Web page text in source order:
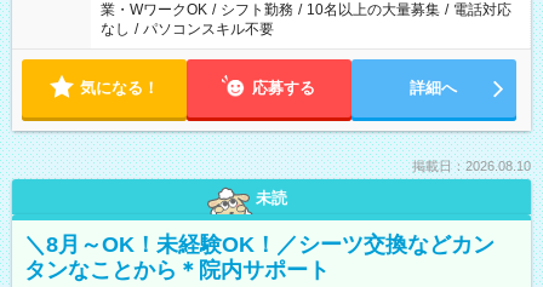
業・WワークOK / シフト勤務 / 10名以上の大量募集 / 電話対応
なし / パソコンスキル不要
気になる！ 応募する 詳細へ
掲載日：2026.08.10
未読
＼8月～OK！未経験OK！／シーツ交換などカン
タンなことから＊院内サポート